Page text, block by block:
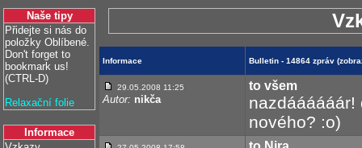
Naše tipy
Přidejte si nás do
položky Oblíbené.
Don't forget to
bookmark us!
(CTRL-D)
Relaxační folie
Informace
Informace Bulletin - 14864 zpráv
29.05.2008 11:25
Autor: nikča
to všem
nazdáááááár!
nového? :o)